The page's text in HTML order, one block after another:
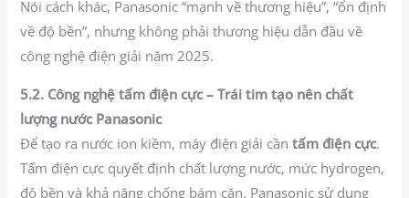
Nói cách khác, Panasonic “mạnh về thương hiệu”, “ổn định
về độ bền”, nhưng không phải thương hiệu dẫn đầu về
công nghệ điện giải năm 2025.
5.2. Công nghệ tấm điện cực – Trái tim tạo nên chất
lượng nước Panasonic
Để tạo ra nước ion kiềm, máy điện giải cầntấm điện cực.
Tấm điện cực quyết định chất lượng nước, mức hydrogen,
độ bền và khả năng chống bám cặn. Panasonic sử dụng